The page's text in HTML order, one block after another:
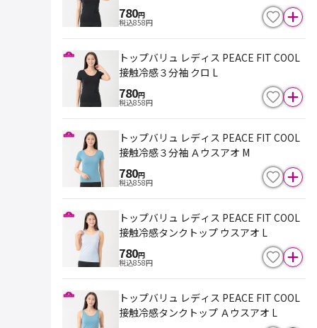
780円
税込858円
トップバリュ レディス PEACE FIT COOL
接触冷感３分袖 クロ L
780円
税込858円
トップバリュ レディス PEACE FIT COOL
接触冷感３分袖 Ａウスアオ M
780円
税込858円
トップバリュ レディス PEACE FIT COOL
接触冷感タンクトップ ウスアオ L
780円
税込858円
トップバリュ レディス PEACE FIT COOL
接触冷感タンクトップ Ａウスアオ L